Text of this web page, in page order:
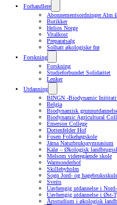
Forhandlere
Abonnementsordninger Alm
Butikker
Helios Norge
Vitalkost
Preparatsalg
Solhatt økologiske frø
Forskning
Forskning
Studieforbundet Solidaritet
Lenker
Utdanning
BINGN -Biodynamic
Belgia
Biodynamisk
Biodynamic Agricultural
Emerson College
Dottenfelder Hof
Fosen Folkehøgskole
Järna Naturbruksgymnasium
Kalø – Økologisk
Melsom videregående skole
Warmonderhof
Skillebyholm
Sogn Jord- og hagebruksskule
Sveits
Uavhengig utdannelse i
Uavhengig utdannelse i Øst-
Årsstudium i økologisk